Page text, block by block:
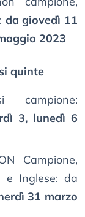
da giovedì 11
2023
quinte
campione:
3, lunedì 6
Campione,
e Inglese: da
31 marzo